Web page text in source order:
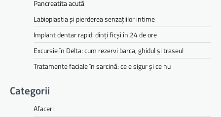
Pancreatita acută
Labioplastia și pierderea senzațiilor intime
Implant dentar rapid: dinți ficși în 24 de ore
Excursie în Delta: cum rezervi barca, ghidul și traseul
Tratamente faciale în sarcină: ce e sigur și ce nu
Categorii
Afaceri